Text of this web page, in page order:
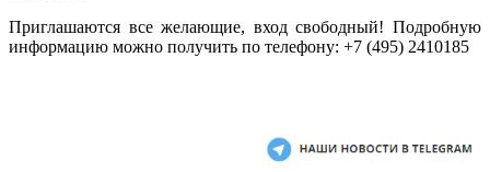
Приглашаются все желающие, вход свободный! Подробную
информацию можно получить по телефону: +7 (495) 2410185